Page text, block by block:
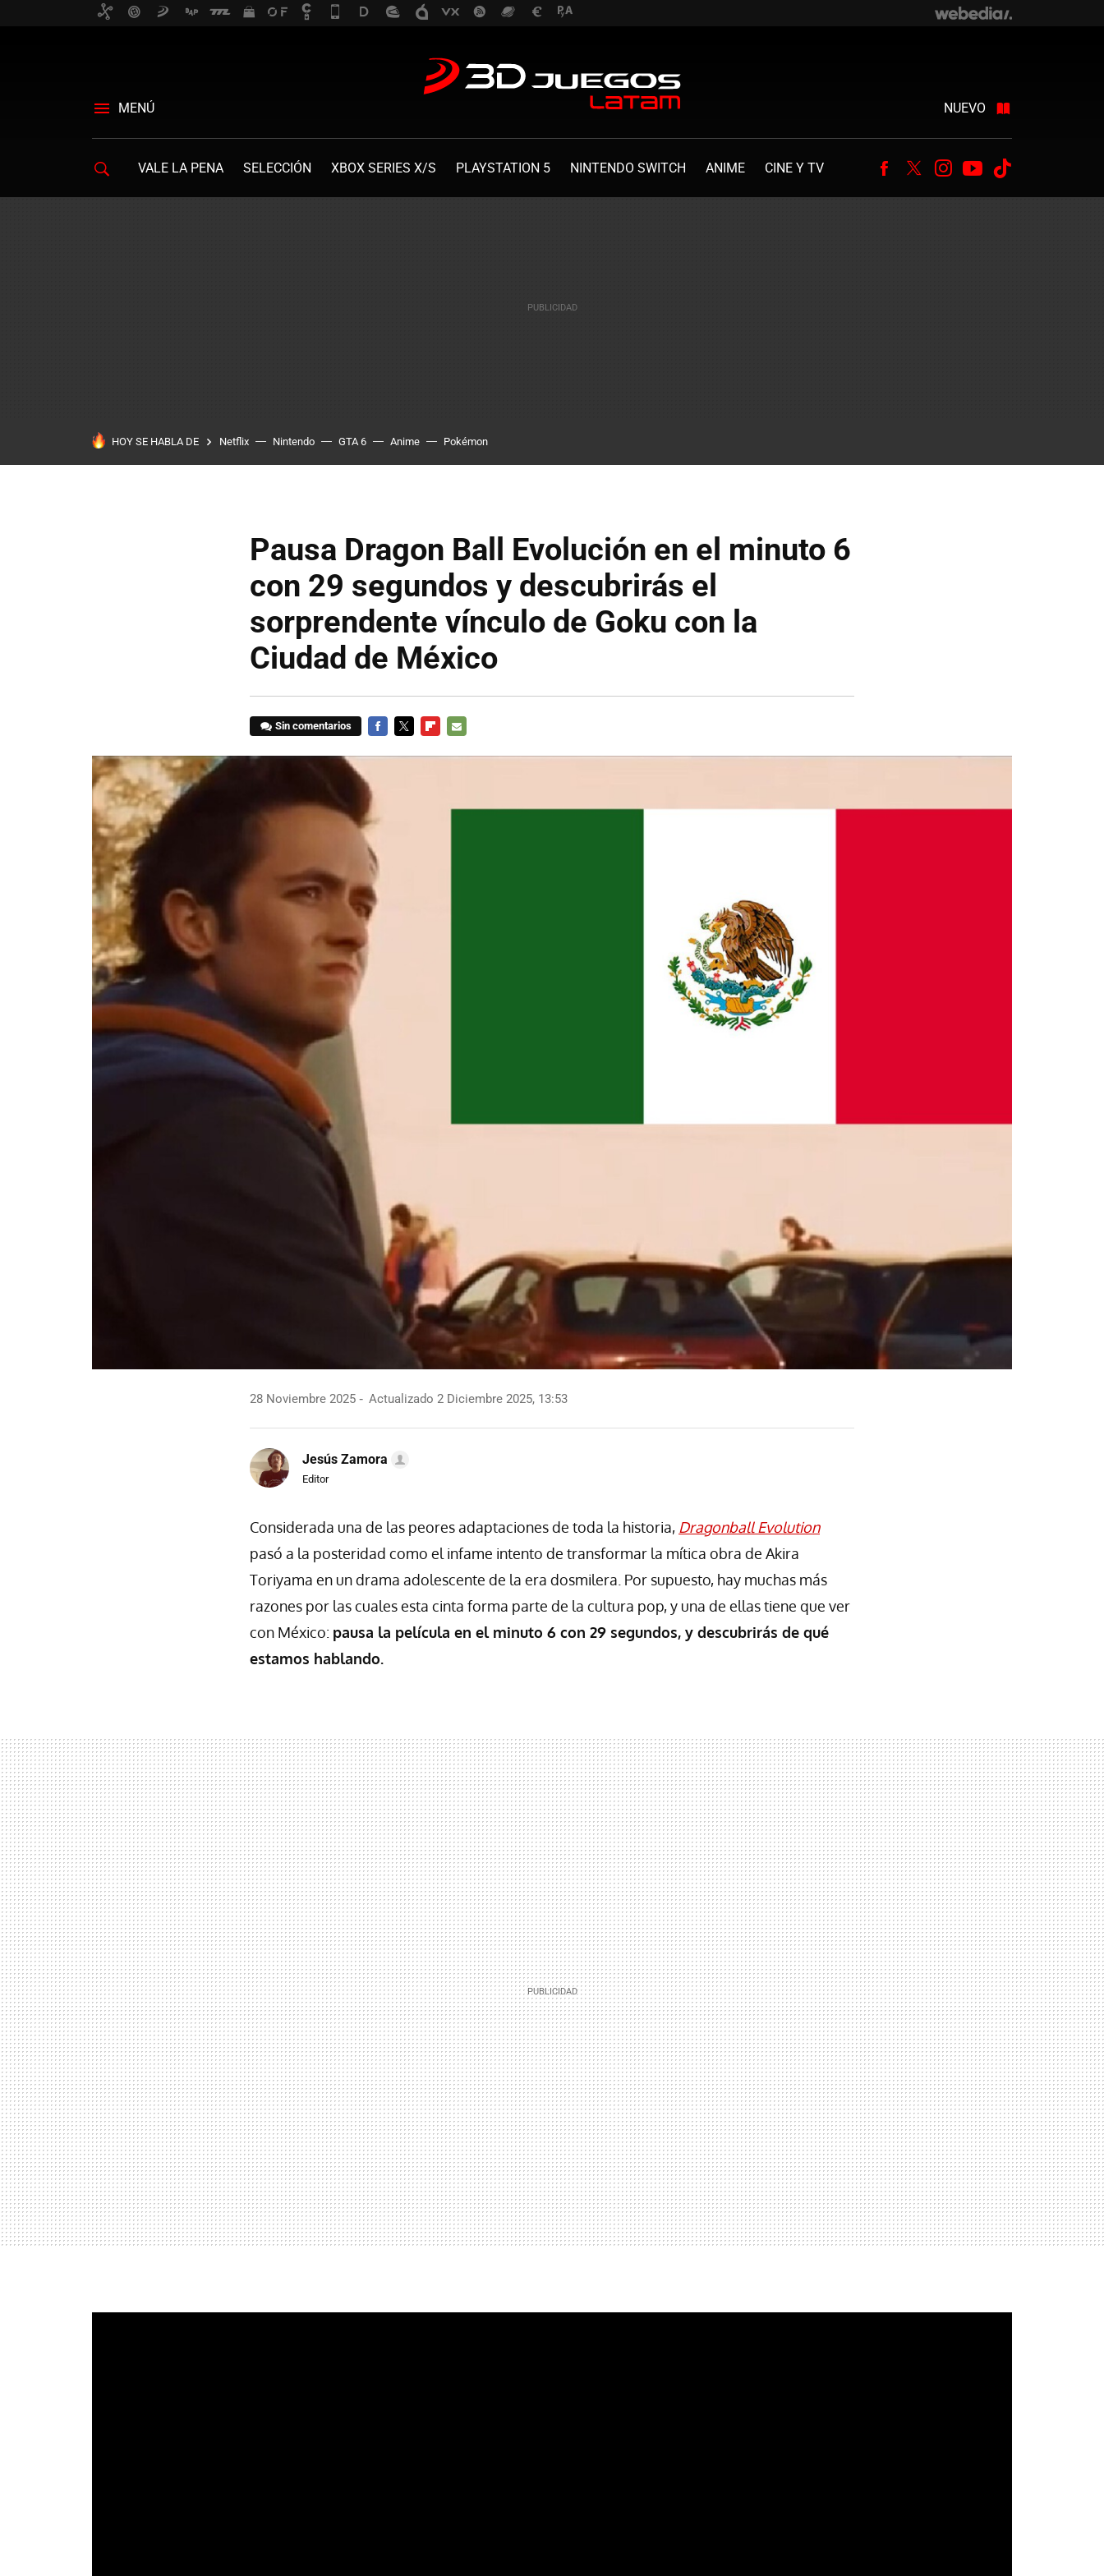
MENÚ NUEVO
VALE LA PENA SELECCIÓN XBOX SERIES X/S PLAYSTATION 5 NINTENDO SWITCH ANIME CINE Y TV Facebook
TwitterInstagram
Youtube
HOY SE HABLA DE Netflix Nintendo GTA 6 Anime Pokémon
Pausa Dragon Ball Evolución en el minuto 6
con 29 segundos y descubrirás el
sorprendente vínculo de Goku con la
Ciudad de México
Sin comentarios
28 Noviembre 2025 Actualizado 2 Diciembre 2025, 13:53
Jesús Zamora
Editor
Considerada una de las peores adaptaciones de toda la historia, Dragonball Evolution
pasó a la posteridad como el infame intento de transformar la mítica obra de Akira
Toriyama en un drama adolescente de la era dosmilera. Por supuesto, hay muchas más
razones por las cuales esta cinta forma parte de la cultura pop, y una de ellas tiene que ver
con México: pausa la película en el minuto 6 con 29 segundos, y descubrirás de qué
estamos hablando.